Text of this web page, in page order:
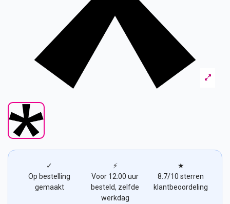
✓
Op bestelling
gemaakt
⚡
Voor 12:00 uur
besteld, zelfde
werkdag
★
8.7/10 sterren
klantbeoordeling